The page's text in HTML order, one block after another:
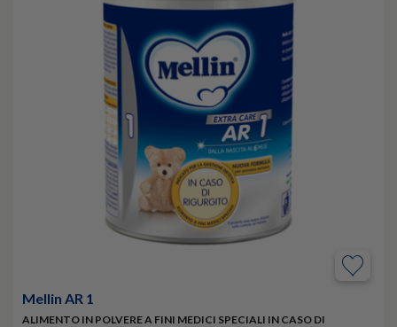
Mellin AR 1
ALIMENTO IN POLVERE A FINI MEDICI SPECIALI IN CASO DI